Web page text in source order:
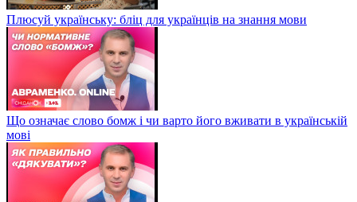
Плюсуй українську: бліц для українців на знання мови
Що означає слово бомж і чи варто його вживати в українській
мові